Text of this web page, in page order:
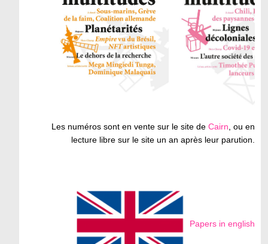
Les numéros sont en vente sur le site deCairn, ou en
lecture libre sur le site un an après leur parution.
Papers in english